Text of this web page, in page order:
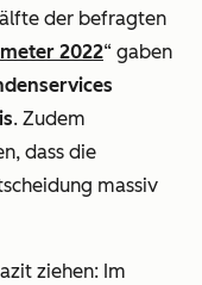
der befragten
2022“ gaben
. Zudem
dass die
massiv
ziehen: Im